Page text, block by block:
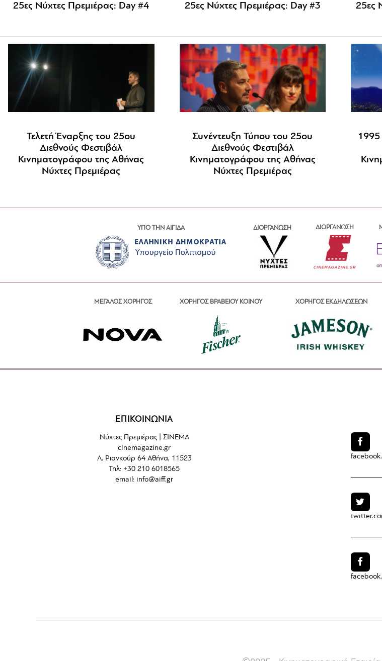
25ες Νύχτες Πρεμιέρας: Day #4 25ες Νύχτες Πρεμιέρας: Day #3 25ες
Τελετή Έναρξης του 25ου
Διεθνούς Φεστιβάλ
Κινηματογράφου της Αθήνας
Νύχτες Πρεμιέρας
Συνέντευξη Τύπου του 25ου
Διεθνούς Φεστιβάλ
Κινηματογράφου της Αθήνας
Νύχτες Πρεμιέρας
1995
ΥΠΟ ΤΗΝ ΑΙΓΙΔΑ ΔΙΟΡΓΑΝΩΣΗ ΔΙΟΡΓΑΝΩΣΗ
ΜΕΓΑΛΟΣ ΧΟΡΗΓΟΣ ΧΟΡΗΓΟΣ ΒΡΑΒΕΙΟΥ ΚΟΙΝΟΥ ΧΟΡΗΓΟΣ ΕΚΔΗΛΩΣΕΩΝ
ΕΠΙΚΟΙΝΩΝΙΑ
Νύχτες Πρεμιέρας | ΣΙΝΕΜΑ
cinemagazine.gr
Λ. Ριανκούρ 64 Αθήνα, 11523
Τηλ: +30 210 6018565
email: info@aiff.gr